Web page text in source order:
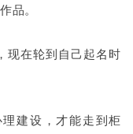
品。
现在轮到自己起名时
建设，才能走到柜